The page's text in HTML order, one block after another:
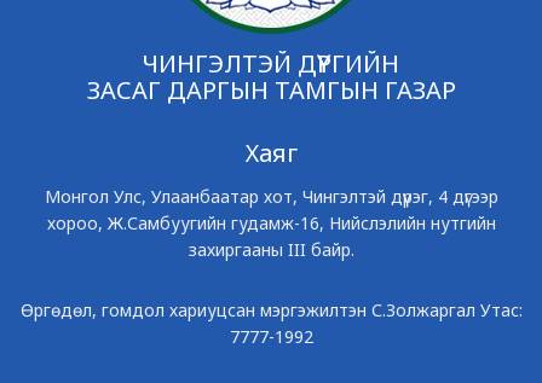
ЧИНГЭЛТЭЙ ДҮҮРГИЙН
ЗАСАГ ДАРГЫН ТАМГЫН ГАЗАР
Хаяг
Монгол Улс, Улаанбаатар хот, Чингэлтэй дүүрэг, 4 дүгээр
хороо, Ж.Самбуугийн гудамж-16, Нийслэлийн нутгийн
захиргааны III байр.
Өргөдөл, гомдол хариуцсан мэргэжилтэн С.Золжаргал Утас:
7777-1992